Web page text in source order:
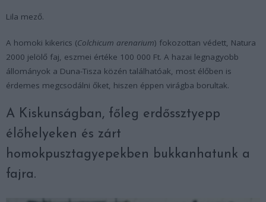
Lila mező.
A homoki kikerics (Colchicum arenarium) fokozottan védett, Natura
2000 jelölő faj, eszmei értéke 100 000 Ft. A hazai legnagyobb
állományok a Duna-Tisza közén találhatóak, most élőben is
érdemes megcsodálni őket, hiszen éppen virágba borultak.
A Kiskunságban, főleg erdőssztyepp
élőhelyeken és zárt
homokpusztagyepekben bukkanhatunk a
fajra.